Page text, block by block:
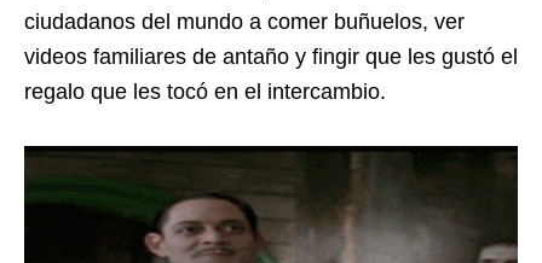
ciudadanos del mundo a comer buñuelos, ver
videos familiares de antaño y fingir que les gustó el
regalo que les tocó en el intercambio.